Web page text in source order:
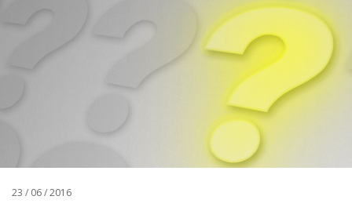
23 / 06 / 2016